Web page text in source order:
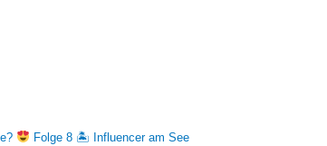
Folge 8 🏝 Influencer am See